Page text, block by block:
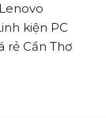
kiện PC
rẻ Cần Thơ